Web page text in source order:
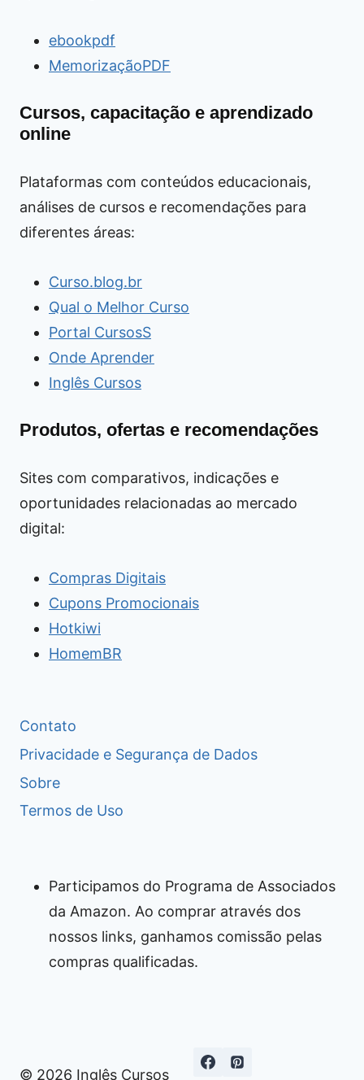
ebookpdf
MemorizaçãoPDF
Cursos, capacitação e aprendizado
online
Plataformas com conteúdos educacionais,
análises de cursos e recomendações para
diferentes áreas:
Curso.blog.br
Qual o Melhor Curso
Portal CursosS
Onde Aprender
Inglês Cursos
Produtos, ofertas e recomendações
Sites com comparativos, indicações e
oportunidades relacionadas ao mercado
digital:
Compras Digitais
Cupons Promocionais
Hotkiwi
HomemBR
Contato
Privacidade e Segurança de Dados
Sobre
Termos de Uso
Participamos do Programa de Associados
da Amazon. Ao comprar através dos
nossos links, ganhamos comissão pelas
compras qualificadas.
© 2026 Inglês Cursos